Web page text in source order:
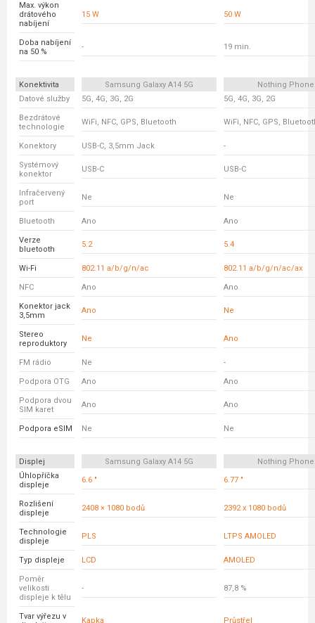
Max. výkon
drátového
nabíjení
15 W 50 W
Doba nabíjení
na 50 %
- 19 min.
Konektivita Samsung Galaxy A14 5G
Nothing Phone
Datové služby
5G, 4G, 3G, 2G 5G, 4G, 3G, 2G
Bezdrátové
technologie
WiFi, NFC, GPS, Bluetooth WiFi, NFC, GPS,
Konektory USB-C, 3,5mm Jack -
Systémový
konektor
USB-C USB-C
Infračervený
port
Ne Ne
Bluetooth Ano Ano
Verze
bluetooth
5.2 5.4
Wi-Fi 802.11 a/b/g/n/ac 802.11 a/b/g/n/ac/ax
NFC Ano Ano
Konektor jack
3,5mm
Ano Ne
Stereo
reproduktory
Ne Ano
FM rádio Ne -
Podpora OTG Ano Ano
Podpora dvou
SIM karet
Ano Ano
Podpora eSIM Ne Ne
Displej Samsung Galaxy A14 5G
Nothing Phone
Úhlopříčka
displeje
6.6 " 6.77 "
Rozlišení
displeje
2408 × 1080 bodů 2392 x 1080 bodů
Technologie
displeje
PLS LTPS AMOLED
Typ displeje LCD AMOLED
Poměr
velikosti
displeje k tělu
- 87,8 %
Tvar výřezu v
Kapka Průstřel